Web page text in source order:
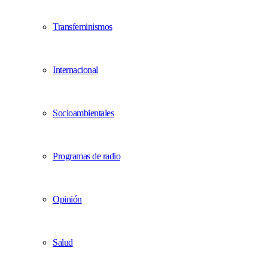
Transfeminismos
Internacional
Socioambientales
Programas de radio
Opinión
Salud